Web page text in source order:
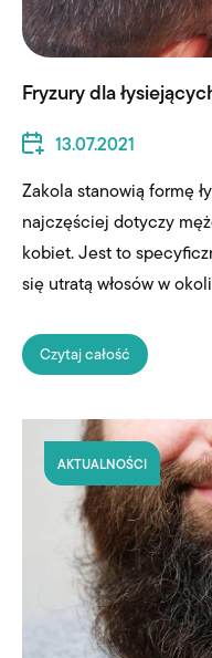
Fryzury dla
13.07.2021
Zakola stanowią formę
najczęściej dotyczy
kobiet. Jest to
się utratą włosów w
Czytaj całość
AKTUALNOŚCI